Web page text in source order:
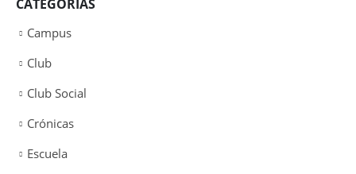
CATEGORÍAS
Campus
Club
Club Social
Crónicas
Escuela